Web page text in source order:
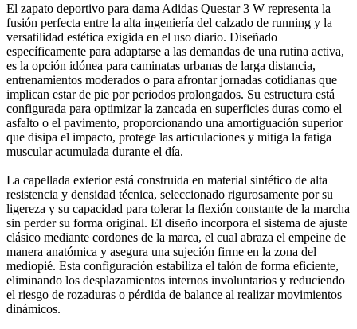
El zapato deportivo para dama Adidas Questar 3 W representa la
fusión perfecta entre la alta ingeniería del calzado de running y la
versatilidad estética exigida en el uso diario. Diseñado
específicamente para adaptarse a las demandas de una rutina activa,
es la opción idónea para caminatas urbanas de larga distancia,
entrenamientos moderados o para afrontar jornadas cotidianas que
implican estar de pie por periodos prolongados. Su estructura está
configurada para optimizar la zancada en superficies duras como el
asfalto o el pavimento, proporcionando una amortiguación superior
que disipa el impacto, protege las articulaciones y mitiga la fatiga
muscular acumulada durante el día.
La capellada exterior está construida en material sintético de alta
resistencia y densidad técnica, seleccionado rigurosamente por su
ligereza y su capacidad para tolerar la flexión constante de la marcha
sin perder su forma original. El diseño incorpora el sistema de ajuste
clásico mediante cordones de la marca, el cual abraza el empeine de
manera anatómica y asegura una sujeción firme en la zona del
mediopié. Esta configuración estabiliza el talón de forma eficiente,
eliminando los desplazamientos internos involuntarios y reduciendo
el riesgo de rozaduras o pérdida de balance al realizar movimientos
dinámicos.